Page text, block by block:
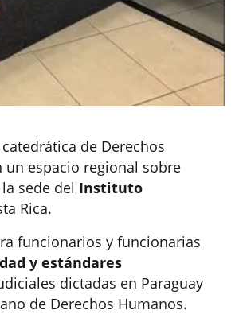
de Derechos
un espacio regional sobre
sede del Instituto
Rica.
funcionarios y funcionarias
y estándares
dictadas en Paraguay
de Derechos Humanos.